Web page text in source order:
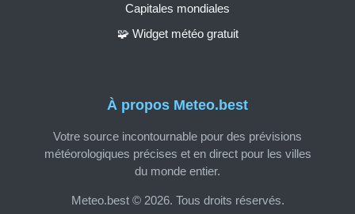
À propos Meteo.best
Votre source incontournable pour des prévisions
météorologiques précises et en direct pour les villes
du monde entier.
Meteo.best © 2026. Tous droits réservés.
Capitales mondiales
🧩 Widget météo gratuit